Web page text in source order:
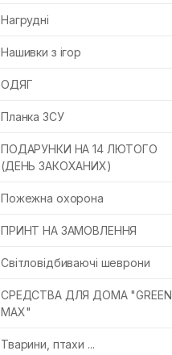
Нагрудні
Нашивки з ігор
ОДЯГ
Планка ЗСУ
ПОДАРУНКИ НА 14 ЛЮТОГО
(ДЕНЬ ЗАКОХАНИХ)
Пожежна охорона
ПРИНТ НА ЗАМОВЛЕННЯ
Світловідбиваючі шеврони
СРЕДСТВА ДЛЯ ДОМА "GREEN
MAX"
Тварини, птахи ...